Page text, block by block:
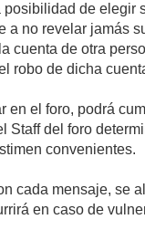
de
a no revelar jamás
cuenta de otra
robo de dicha
en el foro, podrá
Staff del foro
convenientes.
cada mensaje, se
en caso de